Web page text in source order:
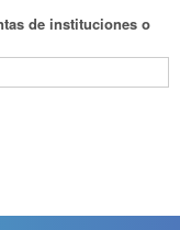
de instituciones o